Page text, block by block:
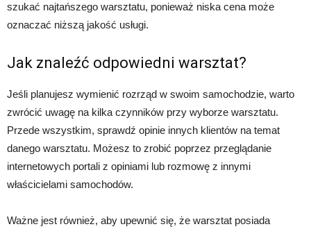
szukać najtańszego warsztatu, ponieważ niska cena może
oznaczać niższą jakość usługi.
Jak znaleźć odpowiedni warsztat?
Jeśli planujesz wymienić rozrząd w swoim samochodzie, warto
zwrócić uwagę na kilka czynników przy wyborze warsztatu.
Przede wszystkim, sprawdź opinie innych klientów na temat
danego warsztatu. Możesz to zrobić poprzez przeglądanie
internetowych portali z opiniami lub rozmowę z innymi
właścicielami samochodów.
Ważne jest również, aby upewnić się, że warsztat posiada